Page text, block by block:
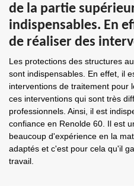
de la partie
indispensables. En
de réaliser des
Les protections des structures
sont indispensables. En effet, il
interventions de traitement pour
ces interventions qui sont très
professionnels. Ainsi, il est
confiance en Renolde 60. Il est
beaucoup d'expérience en la
adaptés et c'est pour cela qu'il
travail.